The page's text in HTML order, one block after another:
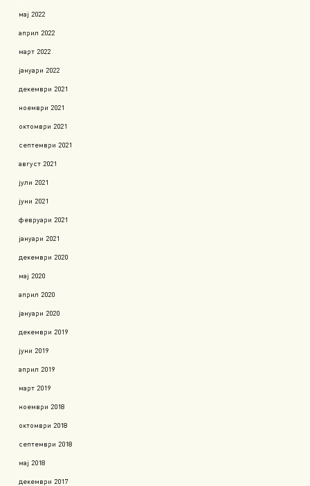
мај 2022
април 2022
март 2022
јануари 2022
декември 2021
ноември 2021
октомври 2021
септември 2021
август 2021
јули 2021
јуни 2021
февруари 2021
јануари 2021
декември 2020
мај 2020
април 2020
јануари 2020
декември 2019
јуни 2019
април 2019
март 2019
ноември 2018
октомври 2018
септември 2018
мај 2018
декември 2017